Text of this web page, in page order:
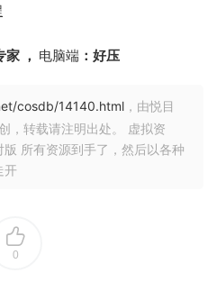
， 电脑端 ：好压
cosdb/14140.html ，由悦目
，转载请注明出处。 虚拟资
所有资源到手了，然后以各种
开
0